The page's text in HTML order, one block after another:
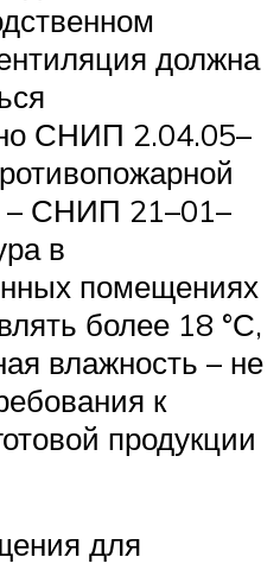
должна
СНИП 2.04.05–
– СНИП 21–01–
в
помещениях
более 18 °С,
влажность – не
к
продукции
для